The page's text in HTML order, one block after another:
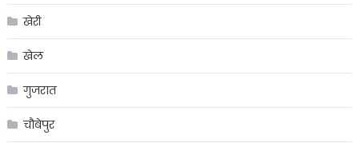
खेरी
खेल
गुजरात
चौबेपुर